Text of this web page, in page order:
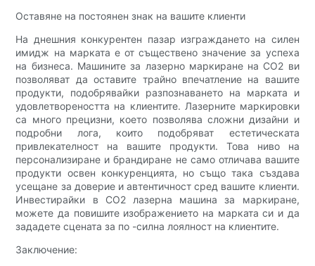
Оставяне на постоянен знак на вашите клиенти
На днешния конкурентен пазар изграждането на силен
имидж на марката е от съществено значение за успеха
на бизнеса. Машините за лазерно маркиране на CO2 ви
позволяват да оставите трайно впечатление на вашите
продукти, подобрявайки разпознаването на марката и
удовлетвореността на клиентите. Лазерните маркировки
са много прецизни, което позволява сложни дизайни и
подробни лога, които подобряват естетическата
привлекателност на вашите продукти. Това ниво на
персонализиране и брандиране не само отличава вашите
продукти освен конкуренцията, но също така създава
усещане за доверие и автентичност сред вашите клиенти.
Инвестирайки в CO2 лазерна машина за маркиране,
можете да повишите изображението на марката си и да
зададете сцената за по -силна лоялност на клиентите.
Заключение: